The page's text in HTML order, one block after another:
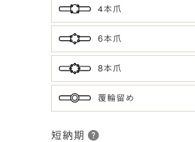
4本爪
6本爪
8本爪
覆輪留め
短納期